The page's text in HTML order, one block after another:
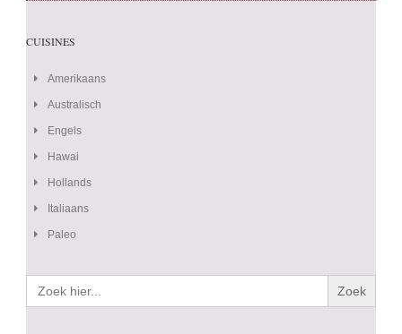
CUISINES
Amerikaans
Australisch
Engels
Hawai
Hollands
Italiaans
Paleo
Zoek
naar: